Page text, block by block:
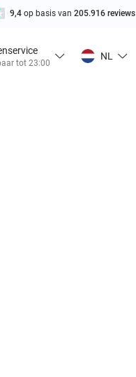
9,4 op basis van 205.916 reviews
tot 23:00
NL